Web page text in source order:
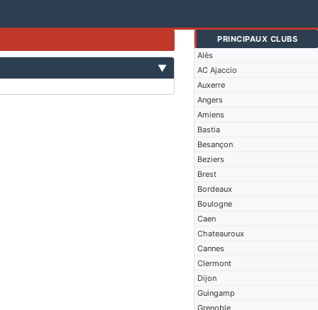
PRINCIPAUX CLUBS
Alès
AC Ajaccio
Auxerre
Angers
Amiens
Bastia
Besançon
Beziers
Brest
Bordeaux
Boulogne
Caen
Chateauroux
Cannes
Clermont
Dijon
Guingamp
Grenoble
▼